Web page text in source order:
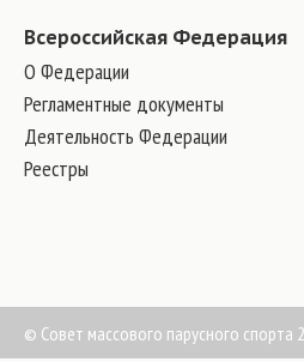
Всероссийская Федерация
О Федерации
Регламентные документы
Деятельность Федерации
Реестры
© Совет массового парусного спорта